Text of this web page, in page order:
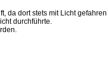
da dort stets mit Licht gefahren
durchführte.